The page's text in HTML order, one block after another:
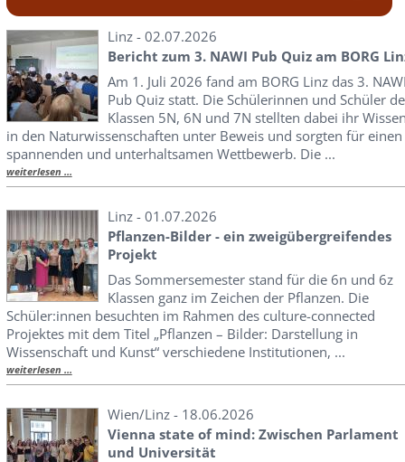
Linz - 02.07.2026
Bericht zum 3. NAWI Pub Quiz am BORG
Am 1. Juli 2026 fand am BORG Linz das 3.
Pub Quiz statt. Die Schülerinnen und Schüler
Klassen 5N, 6N und 7N stellten dabei ihr
in den Naturwissenschaften unter Beweis und sorgten für einen
spannenden und unterhaltsamen Wettbewerb. Die ...
weiterlesen ...
Linz - 01.07.2026
Pflanzen-Bilder - ein zweigübergreifendes
Projekt
Das Sommersemester stand für die 6n und 6z
Klassen ganz im Zeichen der Pflanzen. Die
Schüler:innen besuchten im Rahmen des culture-connected
Projektes mit dem Titel „Pflanzen – Bilder: Darstellung in
Wissenschaft und Kunst“ verschiedene Institutionen, ...
weiterlesen ...
Wien/Linz - 18.06.2026
Vienna state of mind: Zwischen Parlament
und Universität